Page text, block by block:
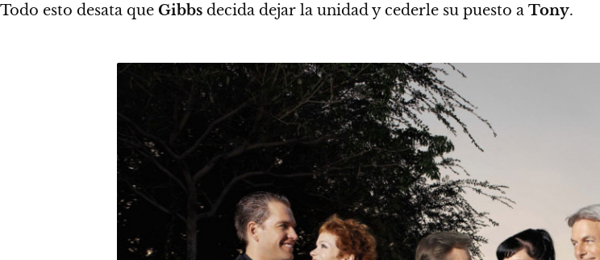
Todo esto desata que Gibbs decida dejar la unidad y cederle su puesto a Tony.